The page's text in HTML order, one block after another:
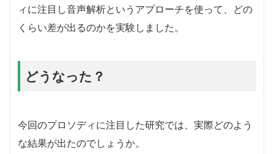
ィに注目し音声解析というアプローチを使って、どの
くらい差が出るのかを実験しました。
どうなった？
今回のプロソディに注目した研究では、実際どのよう
な結果が出たのでしょうか。